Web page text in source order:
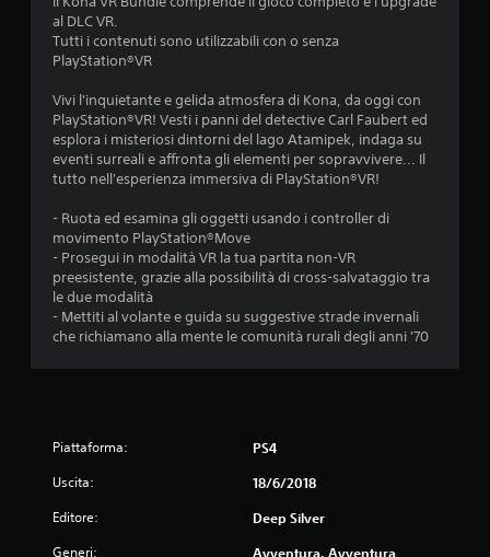
z
o
n
al DLC VR.
Tutti i contenuti sono utilizzabili con o senza
PlayStation®VR
Vivi l'inquietante e gelida atmosfera di Kona, da oggi con
PlayStation®VR! Vesti i panni del detective Carl Faubert ed
esplora i misteriosi dintorni del lago Atamipek, indaga su
eventi surreali e affronta gli elementi per sopravvivere... Il
tutto nell'esperienza immersiva di PlayStation®VR!
- Ruota ed esamina gli oggetti usando i controller di
movimento PlayStation®Move
- Prosegui in modalità VR la tua partita non-VR
preesistente, grazie alla possibilità di cross-salvataggio tra
le due modalità
- Mettiti al volante e guida su suggestive strade invernali
che richiamano alla mente le comunità rurali degli anni '70
Piattaforma: PS4
Uscita: 18/6/2018
Editore: Deep Silver
Generi: Avventura, Avventura